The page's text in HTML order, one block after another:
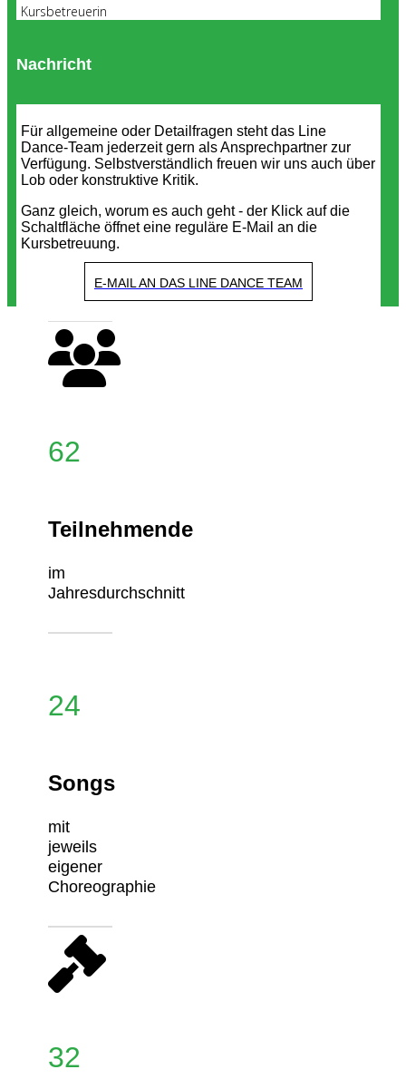
Kursbetreuerin
Nachricht
Für allgemeine oder Detailfragen steht das Line
Dance-Team jederzeit gern als Ansprechpartner zur
Verfügung. Selbstverständlich freuen wir uns auch über
Lob oder konstruktive Kritik.
Ganz gleich, worum es auch geht - der Klick auf die
Schaltfläche öffnet eine reguläre E-Mail an die
Kursbetreuung.
E-MAIL AN DAS LINE DANCE TEAM
62
Teilnehmende
im
Jahresdurchschnitt
24
Songs
mit
jeweils
eigener
Choreographie
32